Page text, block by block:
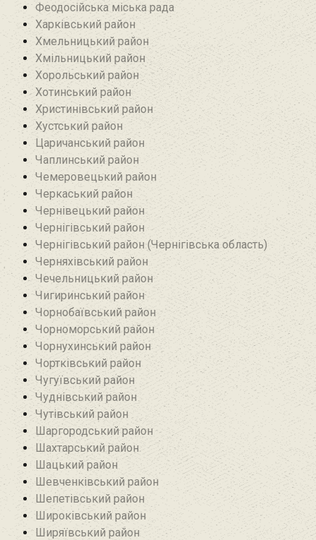
Феодосійська міська рада
Харківський район
Хмельницький район
Хмільницький район
Хорольський район
Хотинський район‎
Христинівський район
Хустський район
Царичанський район
Чаплинський район
Чемеровецький район
Черкаський район
Чернівецький район
Чернігівський район
Чернігівський район (Чернігівська область)
Черняхівський район‎
Чечельницький район
Чигиринський район
Чорнобаївський район
Чорноморський район
Чорнухинський район‎
Чортківський район
Чугуївський район
Чуднівський район
Чутівський район
Шаргородський район
Шахтарський район‎
Шацький район
Шевченківський район
Шепетівський район
Широківський район
Ширяївський район